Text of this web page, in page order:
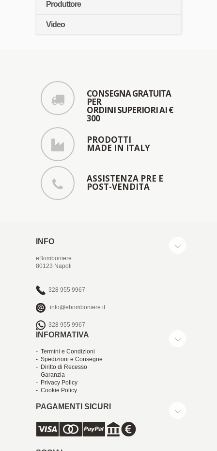
Produttore
Video
CONSEGNA GRATUITA
PER
ORDINI SUPERIORI AI €
300
PRODOTTI
MADE IN ITALY
ASSISTENZA PRE E
POST-VENDITA
INFO
eBomboniere
80123 Napoli
328 955 9967
info@ebomboniere.it
328 955 9967
INFORMATIVA
- Termini e Condizioni
- Spedizioni e Consegne
- Diritto di Recesso
- Garanzia
- Privacy Policy
- Cookie Policy
PAGAMENTI SICURI